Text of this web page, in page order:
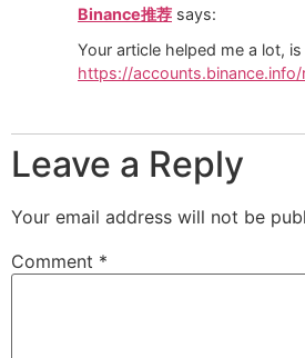
Binance推荐 says:
Your article helped me a lot,
https://
Leave a Reply
Your email address will not be
Comment *